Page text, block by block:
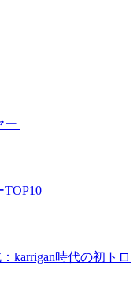
ー
TOP10
karrigan時代の初トロ